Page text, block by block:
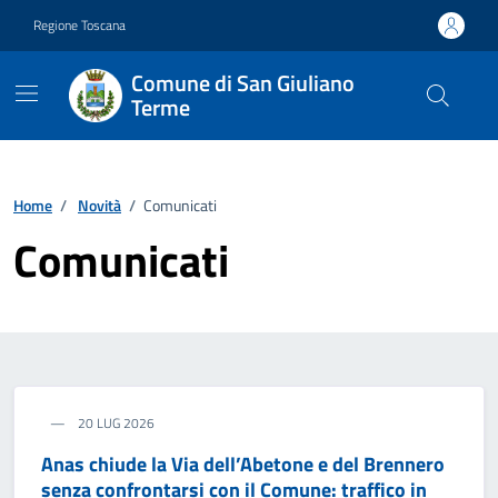
Regione Toscana
Comune di San Giuliano
Terme
Home / Novità / Comunicati
Comunicati
20 LUG 2026
Anas chiude la Via dell’Abetone e del Brennero
senza confrontarsi con il Comune: traffico in